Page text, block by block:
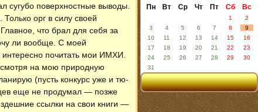
сугубо поверхностные выводы.
орг в силу своей
что брал для себя за
ли вообще. С моей
почитать мои ИМХИ.
на мою природную
(пусть конкурс уже и тю-
еще не продумал — позже
здешние ссылки на свои книги —
Пн Вт Ср Чт Пт Сб Вс
1
2
3
4 5 6 7 8
9
10
11 12 13 14 15
16
17
18 19 20 21 22
23
24
25 26 27 28 29
30
31